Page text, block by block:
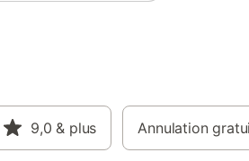
9,0 & plus Annulation